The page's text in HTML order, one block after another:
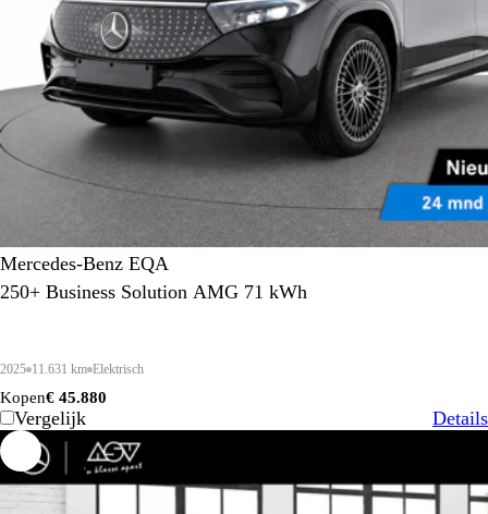
Mercedes-Benz EQA
250+ Business Solution AMG 71 kWh
2025 11.631 km Elektrisch
Kopen€ 45.880
Vergelijk Details